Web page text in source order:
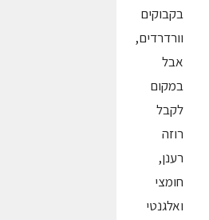
בקבוקים
וורדרדים,
אבל
במקום
לקבל
רוזה
רענן,
חומצי
ואלגנטי